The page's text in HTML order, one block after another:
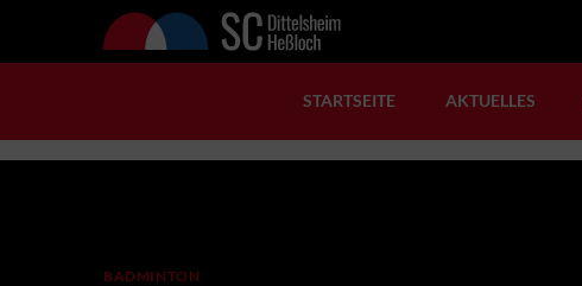
STARTSEITE AKTUELLES
BADMINTON